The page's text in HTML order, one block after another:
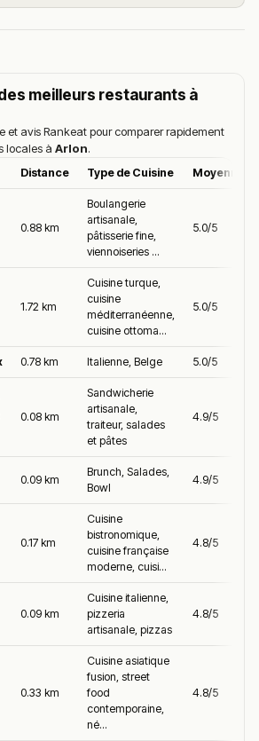
meilleurs restaurants à
et avis Rankeat pour comparer rapidement
locales à Arlon.
Distance Type de Cuisine Moyenne
0.88 km
Boulangerie
artisanale,
pâtisserie fine,
viennoiseries ...
5.0/5
1.72 km
Cuisine turque,
cuisine
méditerranéenne,
cuisine ottoma...
5.0/5
0.78 km Italienne, Belge 5.0/5
0.08 km
Sandwicherie
artisanale,
traiteur, salades
et pâtes
4.9/5
0.09 km
Brunch, Salades,
Bowl
4.9/5
0.17 km
Cuisine
bistronomique,
cuisine française
moderne, cuisi...
4.8/5
0.09 km
Cuisine italienne,
pizzeria
artisanale, pizzas
4.8/5
0.33 km
Cuisine asiatique
fusion, street
food
contemporaine,
né...
4.8/5